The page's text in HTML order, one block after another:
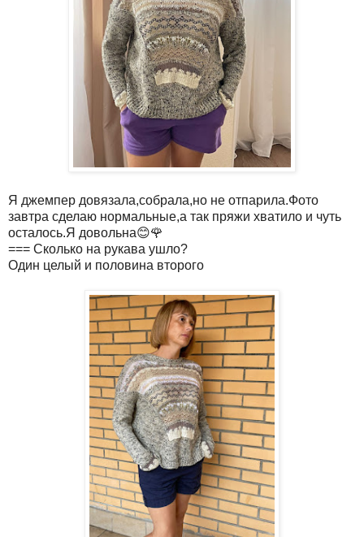
Я джемпер довязала,собрала,но не отпарила.Фото
завтра сделаю нормальные,а так пряжи хватило и чуть
осталось.Я довольна😊🌹
=== Сколько на рукава ушло?
Один целый и половина второго